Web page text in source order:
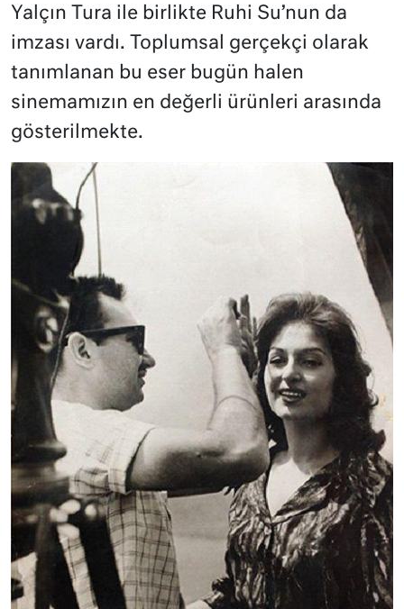
Yalçın Tura ile birlikte Ruhi Su’nun da
imzası vardı. Toplumsal gerçekçi olarak
tanımlanan bu eser bugün halen
sinemamızın en değerli ürünleri arasında
gösterilmekte.